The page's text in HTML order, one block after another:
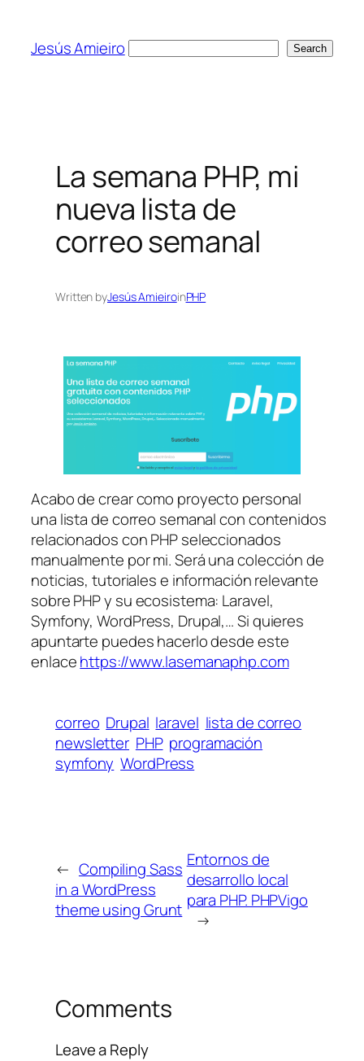
content
Jesús Amieiro Search
La semana PHP, mi
nueva lista de
correo semanal
Written byJesús AmieiroinPHP
Acabo de crear como proyecto personal
una lista de correo semanal con contenidos
relacionados con PHP seleccionados
manualmente por mi. Será una colección de
noticias, tutoriales e información relevante
sobre PHP y su ecosistema: Laravel,
Symfony, WordPress, Drupal,… Si quieres
apuntarte puedes hacerlo desde este
enlacehttps://www.lasemanaphp.com
correo Drupal laravel lista de correo
newsletter PHP programación
symfony WordPress
← Compiling Sass
in a WordPress
theme using Grunt
Entornos de
desarrollo local
para PHP. PHPVigo
→
Comments
Leave a Reply